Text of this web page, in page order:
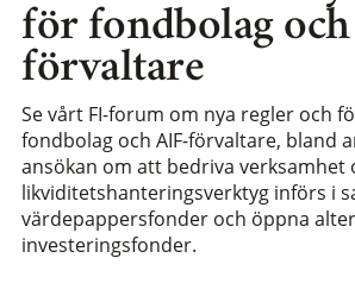
för fondbolag
förvaltare
Se vårt FI-forum om nya regler och
fondbolag och AIF-förvaltare, bland
ansökan om att bedriva verksamhet
likviditetshanteringsverktyg införs i
värdepappersfonder och öppna
investeringsfonder.